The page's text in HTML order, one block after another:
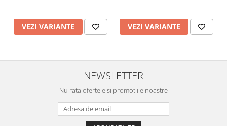
VEZI VARIANTE VEZI VARIANTE
NEWSLETTER
Nu rata ofertele si promotiile noastre